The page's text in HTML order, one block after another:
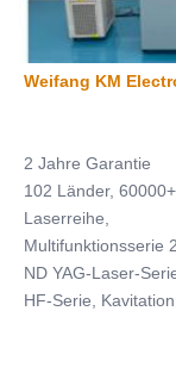
Weifang KM
2 Jahre Garantie
102 Länder,
Laserreihe,
Multifunktionsserie
ND YAG-Laser-
HF-Serie,